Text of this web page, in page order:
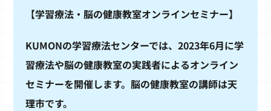
【学習療法・脳の健康教室オンラインセミナー】
KUMONの学習療法センターでは、2023年6月に学
習療法や脳の健康教室の実践者によるオンライン
セミナーを開催します。脳の健康教室の講師は天
理市です。